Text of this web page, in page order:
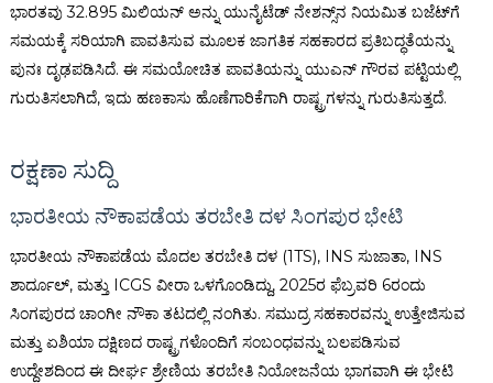
ಭಾರತವು ₹32.895 ಮಿಲಿಯನ್ ಅನ್ನು ಯುನೈಟೆಡ್ ನೇಶನ್ಸ್‌ನ ನಿಯಮಿತ ಬಜೆಟ್‌ಗೆ
ಸಮಯಕ್ಕೆ ಸರಿಯಾಗಿ ಪಾವತಿಸುವ ಮೂಲಕ ಜಾಗತಿಕ ಸಹಕಾರದ ಪ್ರತಿಬದ್ಧತೆಯನ್ನು
ಪುನಃ ದೃಢಪಡಿಸಿದೆ. ಈ ಸಮಯೋಚಿತ ಪಾವತಿಯನ್ನು ಯುಎನ್ ಗೌರವ ಪಟ್ಟಿಯಲ್ಲಿ
ಗುರುತಿಸಲಾಗಿದೆ, ಇದು ಹಣಕಾಸು ಹೊಣೆಗಾರಿಕೆಗಾಗಿ ರಾಷ್ಟ್ರಗಳನ್ನು ಗುರುತಿಸುತ್ತದೆ.
ರಕ್ಷಣಾ ಸುದ್ದಿ
ಭಾರತೀಯ ನೌಕಾಪಡೆಯ ತರಬೇತಿ ದಳ ಸಿಂಗಪುರ ಭೇಟಿ
ಭಾರತೀಯ ನೌಕಾಪಡೆಯ ಮೊದಲ ತರಬೇತಿ ದಳ (1TS), INS ಸುಜಾತಾ, INS
ಶಾರ್ದೂಲ್, ಮತ್ತು ICGS ವೀರಾ ಒಳಗೊಂಡಿದ್ದು, 2025ರ ಫೆಬ್ರವರಿ 6ರಂದು
ಸಿಂಗಪುರದ ಚಾಂಗೀ ನೌಕಾ ತಟದಲ್ಲಿ ನಂಗಿತು. ಸಮುದ್ರ ಸಹಕಾರವನ್ನು ಉತ್ತೇಜಿಸುವ
ಮತ್ತು ಏಶಿಯಾ ದಕ್ಷಿಣದ ರಾಷ್ಟ್ರಗಳೊಂದಿಗೆ ಸಂಬಂಧವನ್ನು ಬಲಪಡಿಸುವ
ಉದ್ದೇಶದಿಂದ ಈ ದೀರ್ಘ ಶ್ರೇಣಿಯ ತರಬೇತಿ ನಿಯೋಜನೆಯ ಭಾಗವಾಗಿ ಈ ಭೇಟಿ